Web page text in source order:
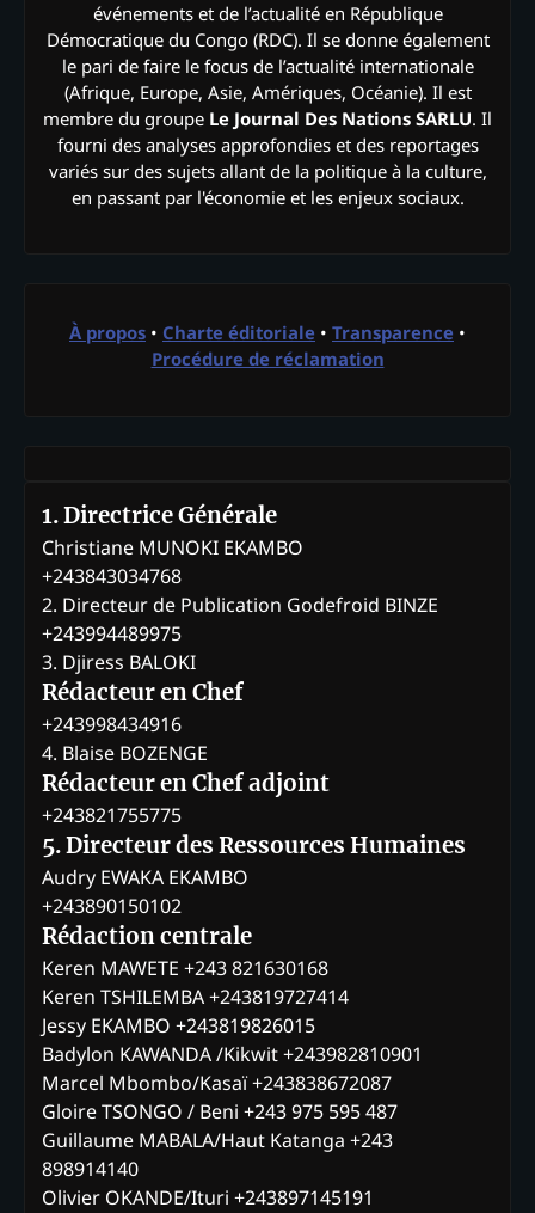
événements et de l’actualité en République
Démocratique du Congo (RDC). Il se donne également
le pari de faire le focus de l’actualité internationale
(Afrique, Europe, Asie, Amériques, Océanie). Il est
membre du groupe Le Journal Des Nations SARLU. Il
fourni des analyses approfondies et des reportages
variés sur des sujets allant de la politique à la culture,
en passant par l'économie et les enjeux sociaux.
À propos • Charte éditoriale • Transparence •
Procédure de réclamation
1. Directrice Générale
Christiane MUNOKI EKAMBO
+243843034768
2. Directeur de Publication Godefroid BINZE
+243994489975
3. Djiress BALOKI
Rédacteur en Chef
+243998434916
4. Blaise BOZENGE
Rédacteur en Chef adjoint
+243821755775
5. Directeur des Ressources Humaines
Audry EWAKA EKAMBO
+243890150102
Rédaction centrale
Keren MAWETE +243 821630168
Keren TSHILEMBA +243819727414
Jessy EKAMBO +243819826015
Badylon KAWANDA /Kikwit +243982810901
Marcel Mbombo/Kasaï +243838672087
Gloire TSONGO / Beni +243 975 595 487
Guillaume MABALA/Haut Katanga +243
898914140
Olivier OKANDE/Ituri +243897145191